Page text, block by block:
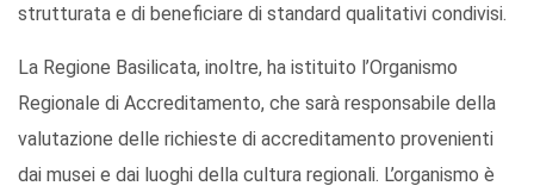
strutturata e di beneficiare di standard qualitativi condivisi.
La Regione Basilicata, inoltre, ha istituito l’Organismo
Regionale di Accreditamento, che sarà responsabile della
valutazione delle richieste di accreditamento provenienti
dai musei e dai luoghi della cultura regionali. L’organismo è